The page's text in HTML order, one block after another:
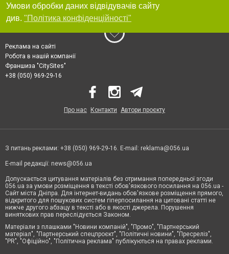
Умови обробки даних відвідувачів сайту
див. "Політика конфіденційності"
Реклама на сайті
Робота в нашій компанії
Франшиза "CitySites"
+38 (050) 969-29-16
Про нас Контакти Автори проєкту
З питань реклами: +38 (050) 969-29-16. E-mail: reklama@056.ua
E-mail редакції: news@056.ua
Допускається цитування матеріалів без отримання попередньої згоди
056.ua за умови розміщення в тексті обов'язкового посилання на 056.ua -
Сайт міста Дніпра. Для інтернет-видань обов'язкове розміщення прямого,
відкритого для пошукових систем гіперпосилання на цитовані статті не
нижче другого абзацу в тексті або в якості джерела. Порушення
виняткових прав переслідується Законом.
Матеріали з плашками "Новини компаній", "Промо", "Партнерський
матеріал", "Партнерський спецпроєкт", "Політичні новини", "Пресреліз",
"PR", "Офіційно", "Політична реклама" публікуються на правах реклами.